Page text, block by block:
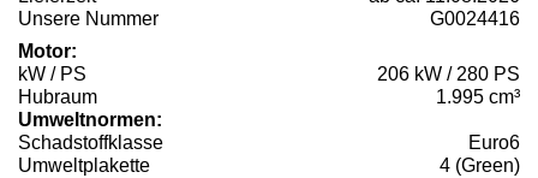
Unsere Nummer
G0024416
Motor:
kW / PS
206 kW / 280 PS
Hubraum
1.995 cm³
Umweltnormen:
Schadstoffklasse
Euro6
Umweltplakette
4 (Green)